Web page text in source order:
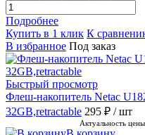
Подробнее
Купить в 1 клик К
В избранное Под заказ
Быстрый просмотр
Флеш-накопитель Netac
32GB,retractable 295 ₽ / шт
Актуальность